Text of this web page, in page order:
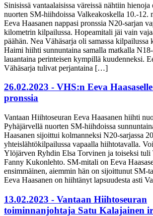
Sinisissä vantaalaisissa väreissä nähtiin
nuorten SM-hiihdoissa Valkeakoskella 10.-12.
Eeva Haasanen nappasi pronssia N20-sarjan
kilometrin kilpailussa. Hopeamitali jäi vain
päähän. Nea Vähäsarja oli samassa kilpailussa
Haimi hiihti sunnuntaina samalla matkalla
lauantaina perinteisen kympillä kuudenneksi.
Vähäsarja tulivat perjantaina […]
26.02.2023 - VHS:n Eeva
pronssia
Vantaan Hiihtoseuran Eeva Haasanen hiihti
Pyhäjärvellä nuorten SM-hiihdoissa
Haasanen sijoittui kolmanneksi N20-sarjassa
yhteislähtökilpailussa vapaalla hiihtotavalla.
Ylöjärven Ryhdin Elsa Torvinen ja toiseksi tuli
Fanny Kukonlehto. SM-mitali on Eeva
ensimmäinen, aiemmin hän on sijoittunut SM-
Eeva Haasanen on hiihtänyt lapsuudesta asti
13.02.2023 - Vantaan Hiihtoseuran
toiminnanjohtaja Satu Kalajainen